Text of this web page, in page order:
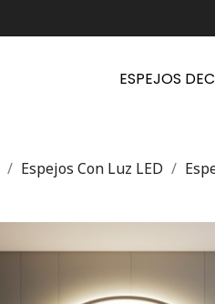
ESPEJOS
Espejos Con Luz LED